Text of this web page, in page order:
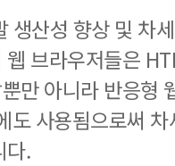
생산성 향상 및 차
웹 브라우저들은
만 아니라 반응형
도 사용됨으로써
다.